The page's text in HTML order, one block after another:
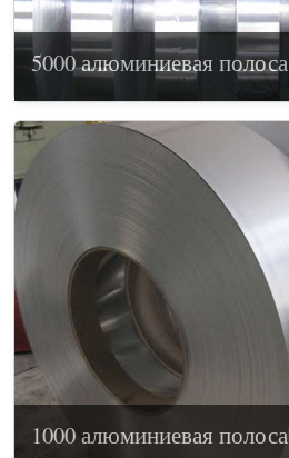
5000 алюминиевая полоса
1000 алюминиевая полоса